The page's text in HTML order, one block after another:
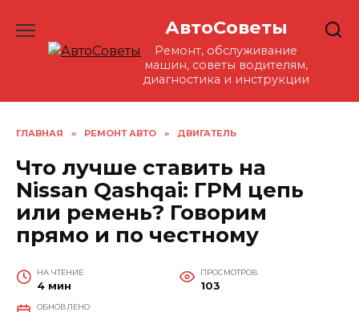
содержанию
АвтоСоветы
Ремонт, обслуживание
машин, советы водителям,
диагностика и инструкции
ГЛАВНАЯ » РЕМОНТ АВТО » ДВИГАТЕЛЬ
Что лучше ставить на
Nissan Qashqai: ГРМ цепь
или ремень? Говорим
прямо и по честному
НА ЧТЕНИЕ
4 мин
ПРОСМОТРОВ
103
ОБНОВЛЕНО